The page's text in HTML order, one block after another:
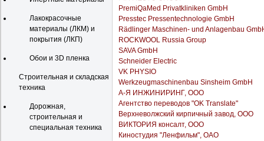
Лакокрасочные
материалы (ЛКМ) и
покрытия (ЛКП)
Обои и 3D пленка
Строительная и складская
техника
Дорожная,
строительная и
специальная техника
PremiQaMed Privatkliniken GmbH
Presstec Pressentechnologie GmbH
Rädlinger Maschinen- und Anlagenbau
ROCKWOOL Russia Group
SAVA GmbH
Schneider Electric
VK PHYSIO
Werkzeugmaschinenbau Sinsheim GmbH
А-Я ИНЖИНИРИНГ, ООО
Агентство переводов "OK Translate"
Верхневолжский кирпичный завод, ООО
ВИКТОРИЯ консалт, ООО
Киностудия "Ленфильм", ОАО